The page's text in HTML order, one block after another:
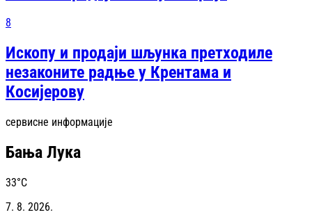
8
Ископу и продаји шљунка претходиле
незаконите радње у Крентама и
Косијерову
сервисне информације
Бања Лука
33°C
7. 8. 2026.